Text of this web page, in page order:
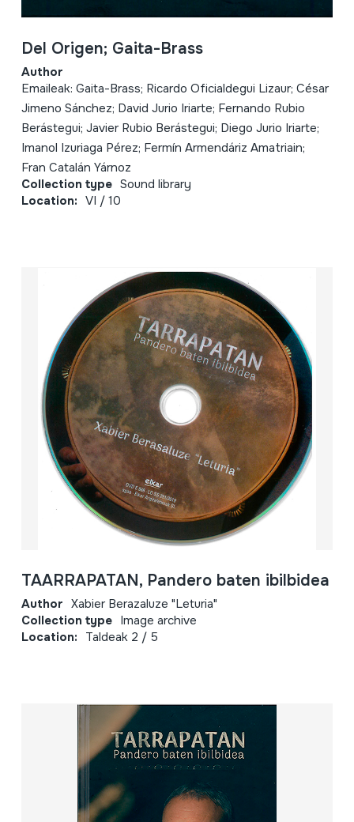
Del Origen; Gaita-Brass
Author
Emaileak: Gaita-Brass; Ricardo Oficialdegui Lizaur; César
Jimeno Sánchez; David Jurio Iriarte; Fernando Rubio
Berástegui; Javier Rubio Berástegui; Diego Jurio Iriarte;
Imanol Izuriaga Pérez; Fermín Armendáriz Amatriain;
Fran Catalán Yárnoz
Collection type Sound library
Location: VI / 10
TAARRAPATAN, Pandero baten ibilbidea
Author Xabier Berazaluze "Leturia"
Collection type Image archive
Location: Taldeak 2 / 5